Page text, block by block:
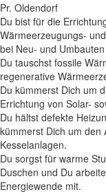
Pr. Oldendorf
Du bist für die
Wärmeerzeugungs-
bei Neu- und
Du tauschst fossile
regenerative
Du kümmerst Dich um
Errichtung von Solar-
Du hältst defekte
kümmerst Dich um den
Kesselanlagen.
Du sorgst für warme
Duschen und Du
Energiewende mit.